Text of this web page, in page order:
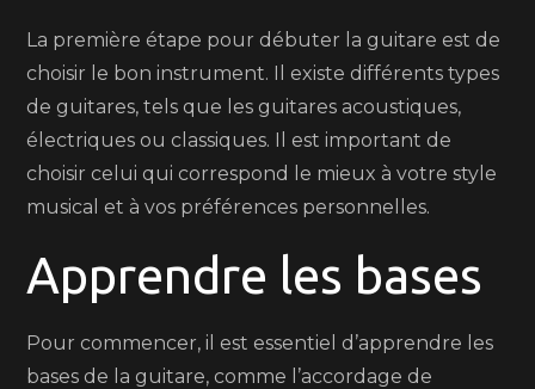
La première étape pour débuter la guitare est de
choisir le bon instrument. Il existe différents types
de guitares, tels que les guitares acoustiques,
électriques ou classiques. Il est important de
choisir celui qui correspond le mieux à votre style
musical et à vos préférences personnelles.
Apprendre les bases
Pour commencer, il est essentiel d’apprendre les
bases de la guitare, comme l’accordage de